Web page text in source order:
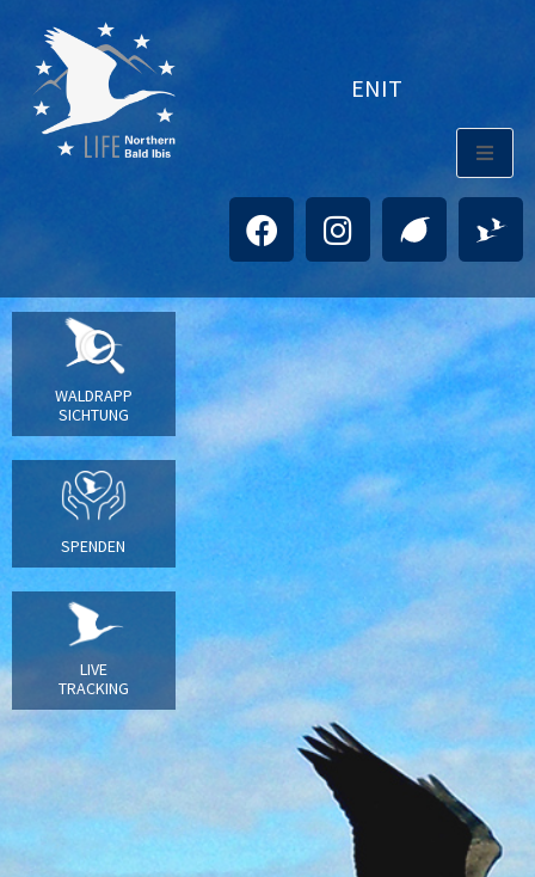
ENIT
WALDRAPP
SICHTUNG
SPENDEN
LIVE
TRACKING